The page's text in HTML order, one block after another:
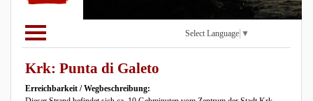
Select Language ▼
Krk: Punta di Galeto
Erreichbarkeit / Wegbeschreibung: